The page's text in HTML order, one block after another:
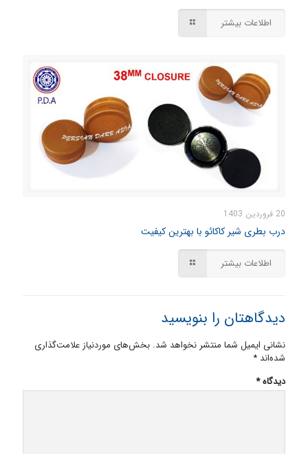
اطلاعات بیشتر
20 فروردین 1403
درب بطری شیر کاکائو با بهترین کیفیت
اطلاعات بیشتر
دیدگاهتان را بنویسید
نشانی ایمیل شما منتشر نخواهد شد. بخش‌های موردنیاز علامت‌گذاری
شده‌اند *
دیدگاه*